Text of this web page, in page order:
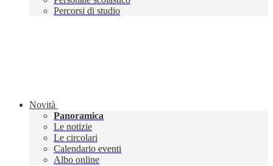
Percorsi di studio
Novità
Panoramica
Le notizie
Le circolari
Calendario eventi
Albo online